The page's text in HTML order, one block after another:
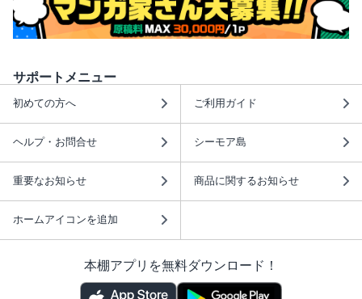
サポートメニュー
初めての方へ ご利用ガイド
ヘルプ・お問合せ シーモア島
重要なお知らせ 商品に関するお知らせ
ホームアイコンを追加
本棚アプリを無料ダウンロード！